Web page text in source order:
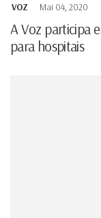
VOZ Mai 04, 2020
A Voz participa
para hospitais